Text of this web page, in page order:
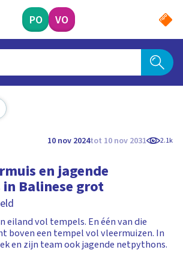
PO VO
10 nov 2024tot 10 nov 2031 2.1k
en jagende
Balinese grot
eiland vol tempels. En één van die
boven een tempel vol vleermuizen. In
en zijn team ook jagende netpythons.